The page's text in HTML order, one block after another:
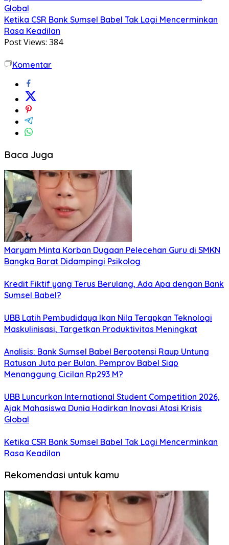
Global
Ketika CSR Bank Sumsel Babel Tak Lagi Mencerminkan
Rasa Keadilan
Post Views: 384
Komentar
Baca Juga
Maryam Minta Korban Dugaan Pelecehan Guru di SMKN
Bangka Barat Didampingi Psikolog
Kredit Fiktif yang Terus Berulang, Ada Apa dengan Bank
Sumsel Babel?
UBB Latih Pembudidaya Ikan Nila Terapkan Teknologi
Maskulinisasi, Targetkan Produktivitas Meningkat
Analisis: Bank Sumsel Babel Berpotensi Raup Untung
Ratusan Juta per Bulan, Pemprov Babel Siap
Menanggung Cicilan Rp293 M?
UBB Luncurkan International Student Competition 2026,
Ajak Mahasiswa Dunia Hadirkan Inovasi Atasi Krisis
Global
Ketika CSR Bank Sumsel Babel Tak Lagi Mencerminkan
Rasa Keadilan
Rekomendasi untuk kamu